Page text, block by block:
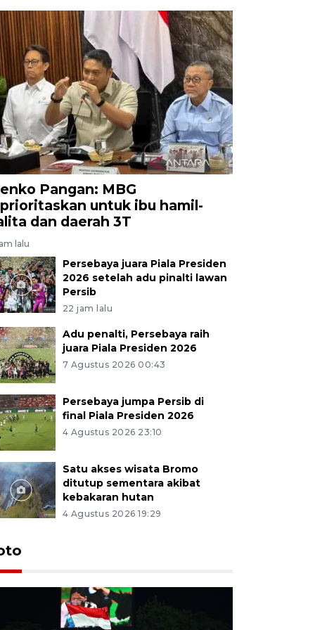
Pangan: MBG
untuk ibu hamil-
dan daerah 3T
lalu
Persebaya juara Piala Presiden
2026 setelah adu pinalti lawan
Persib
22 jam lalu
Adu penalti, Persebaya raih
juara Piala Presiden 2026
7 Agustus 2026 00:43
Persebaya jumpa Persib di
final Piala Presiden 2026
4 Agustus 2026 23:10
Satu akses wisata Bromo
ditutup sementara akibat
kebakaran hutan
4 Agustus 2026 19:29